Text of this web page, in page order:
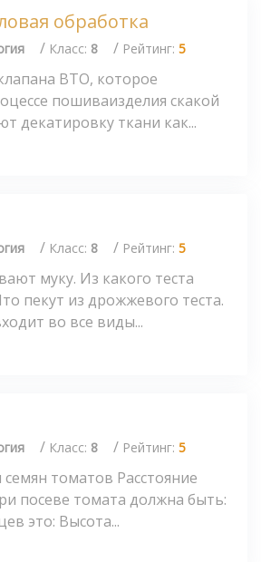
обработка
/ Класс: 8 / Рейтинг: 5
ВТО, которое
пошиваизделия скакой
декатировку ткани как...
/ Класс: 8 / Рейтинг: 5
муку. Из какого теста
пекут из дрожжевого теста.
во все виды...
/ Класс: 8 / Рейтинг: 5
семян томатов Расстояние
посеве томата должна быть:
это: Высота...